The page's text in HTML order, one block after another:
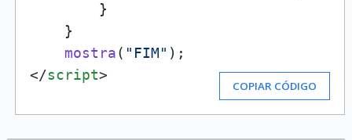
        }
    }
mostra( "FIM"
</script>
COPIAR CÓDIGO